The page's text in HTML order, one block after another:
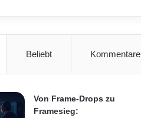
Beliebt Kommentare
Von Frame-Drops zu
Framesieg: